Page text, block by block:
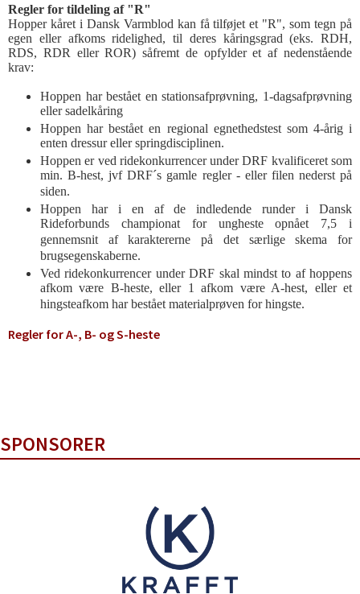
Regler for tildeling af "R"
Hopper kåret i Dansk Varmblod kan få tilføjet et "R", som tegn på
egen ellerafkoms ridelighed, til deres kåringsgrad (eks. RDH,
RDS, RDR eller ROR) såfremt de opfylder et af nedenstående
krav:
Hoppen har bestået en stationsafprøvning, 1-dagsafprøvning
eller sadelkåring
Hoppen har bestået en regional egnethedstest som 4-årig i
enten dressur eller springdisciplinen.
Hoppen er ved ridekonkurrencer under DRF kvalificeret som
min. B-hest, jvf DRF´s gamle regler - eller filen nederst på
siden.
Hoppen har i en af de indledende runder i Dansk
Rideforbunds championat for ungheste opnået 7,5 i
gennemsnit af karaktererne på det særlige skema for
brugsegenskaberne.
Ved ridekonkurrencer under DRF skal mindst to af hoppens
afkom være B-heste, eller 1 afkom være A-hest, eller et
hingsteafkom har bestået materialprøven for hingste.
Regler for A-, B- og S-heste
SPONSORER